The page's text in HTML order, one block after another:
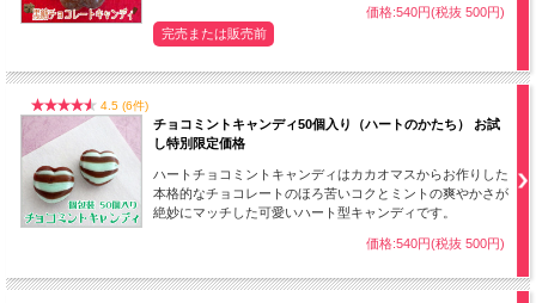
価格:540円(税抜 500円)
完売または販売前
4.5 (6件)
チョコミントキャンディ50個入り（ハートのかたち） お試
し特別限定価格
ハートチョコミントキャンディはカカオマスからお作りした
本格的なチョコレートのほろ苦いコクとミントの爽やかさが
絶妙にマッチした可愛いハート型キャンディです。
価格:540円(税抜 500円)